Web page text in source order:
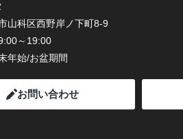
山科区西野岸ノ下町8-9
～19:00
年始/お盆期間
お問い合わせ